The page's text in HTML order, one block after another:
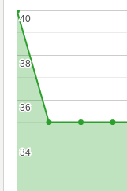
34
34
36
36
38
38
40
40